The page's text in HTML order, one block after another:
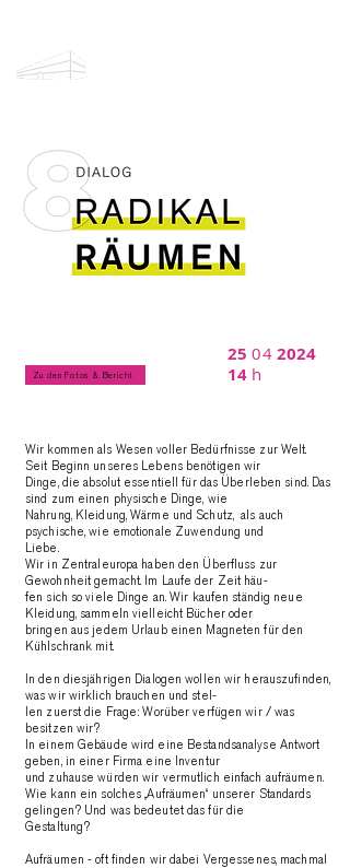
Zu den Fotos & Bericht
25 04 2024
14 h
Wir kommen als Wesen voller Bedürfnisse zur Welt.
Seit Beginn unseres Lebens benötigen wir
Dinge, die absolut essentiell für das Überleben sind. Das
sind zum einen physische Dinge, wie
Nahrung, Kleidung, Wärme und Schutz, als auch
psychische, wie emotionale Zuwendung und
Liebe.
Wir in Zentraleuropa haben den Überfluss zur
Gewohnheit gemacht. Im Laufe der Zeit häu-
fen sich so viele Dinge an. Wir kaufen ständig neue
Kleidung, sammeln vielleicht Bücher oder
bringen aus jedem Urlaub einen Magneten für den
Kühlschrank mit.
In den diesjährigen Dialogen wollen wir herauszufinden,
was wir wirklich brauchen und stel-
len zuerst die Frage: Worüber verfügen wir / was
besitzen wir?
In einem Gebäude wird eine Bestandsanalyse Antwort
geben, in einer Firma eine Inventur
und zuhause würden wir vermutlich einfach aufräumen.
Wie kann ein solches „Aufräumen“ unserer Standards
gelingen? Und was bedeutet das für die
Gestaltung?
Aufräumen - oft finden wir dabei Vergessenes, machmal